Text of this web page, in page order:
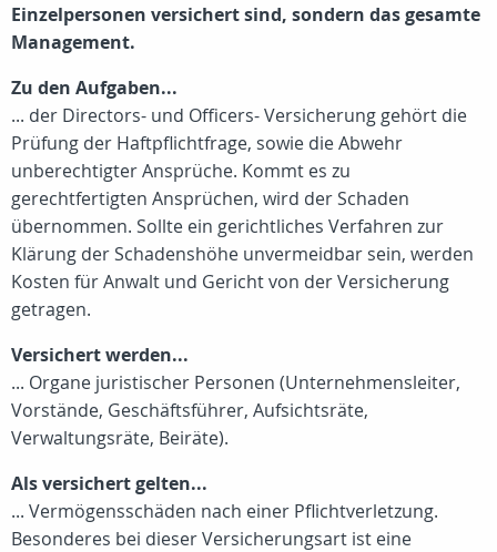
Einzelpersonen versichert sind, sondern das gesamte
Management.
Zu den Aufgaben...
... der Directors- und Officers- Versicherung gehört die
Prüfung der Haftpflichtfrage, sowie die Abwehr
unberechtigter Ansprüche. Kommt es zu
gerechtfertigten Ansprüchen, wird der Schaden
übernommen. Sollte ein gerichtliches Verfahren zur
Klärung der Schadenshöhe unvermeidbar sein, werden
Kosten für Anwalt und Gericht von der Versicherung
getragen.
Versichert werden...
... Organe juristischer Personen (Unternehmensleiter,
Vorstände, Geschäftsführer, Aufsichtsräte,
Verwaltungsräte, Beiräte).
Als versichert gelten...
... Vermögensschäden nach einer Pflichtverletzung.
Besonderes bei dieser Versicherungsart ist eine